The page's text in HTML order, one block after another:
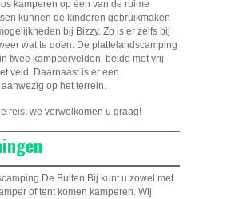
kamperen op één van de ruime
kunnen de kinderen gebruikmaken
bij Bizzy. Zo is er zelfs bij
wat te doen. De plattelandscamping
twee kampeervelden, beide met vrij
veld. Daarnaast is er een
op het terrein.
reis, we verwelkomen u graag!
De Buiten Bij kunt u zowel met
of tent komen kamperen. Wij